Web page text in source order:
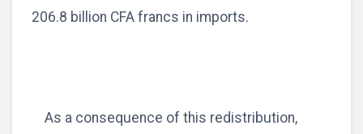
206.8 billion CFA francs in imports.
As a consequence of this redistribution,